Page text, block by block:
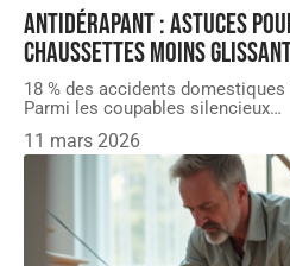
Antidérapant : Astuces
chaussettes moins
18 % des accidents
Parmi les coupables silencieux…
11 mars 2026